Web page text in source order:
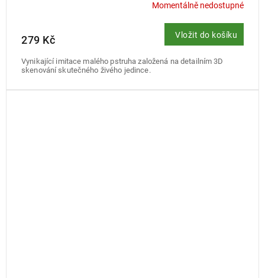
Momentálně nedostupné
279 Kč Vložit do košíku
Vynikající imitace malého pstruha založená na detailním 3D
skenování skutečného živého jedince.